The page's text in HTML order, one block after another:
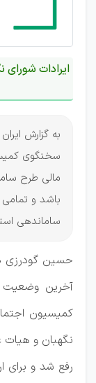
ایرادات
به گزارش
سخنگوی
مالی طرح
باشد و
ساماندهی
حسین گودرزی
آخرین وضعیت
کمیسیون
نگهبان و
رفع شد و برای